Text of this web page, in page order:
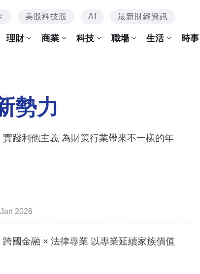
美股科技股 AI 最新財經資訊
理財 商業 科技 職場 生活 時事
勢力
實踐利他主義 為財策行業帶來不一樣的年
2026
跨國金融 × 法律專業 以專業延續家族價值